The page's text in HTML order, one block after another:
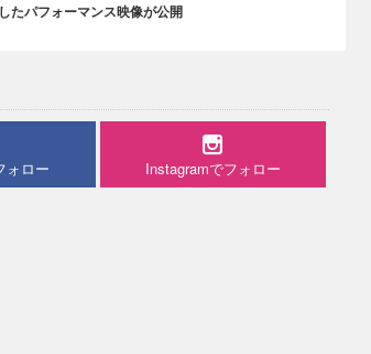
たパフォーマンス映像が公開
ォロー Instagramでフォロー